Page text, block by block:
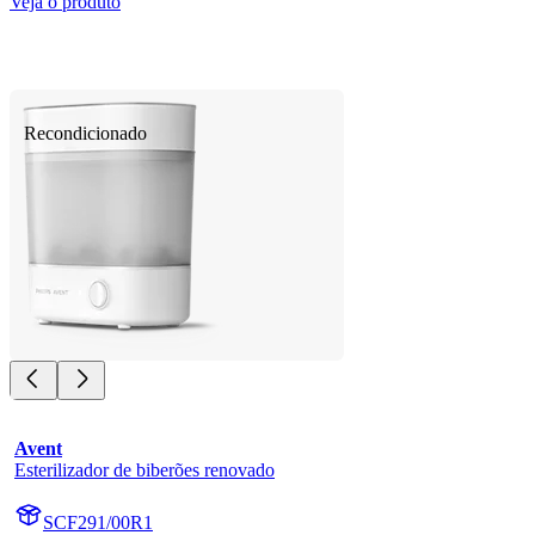
Recondicionado
Avent
Esterilizador de biberões renovado
SCF291/00R1